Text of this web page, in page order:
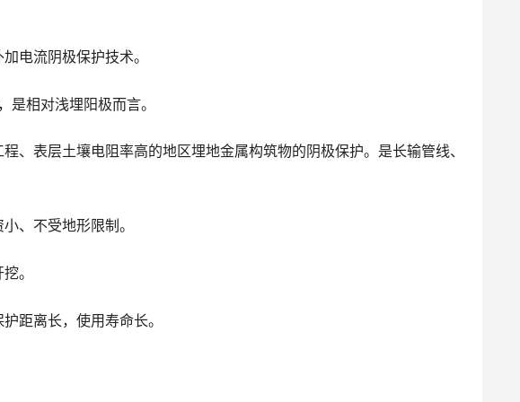
电流阴极保护技术。
是相对浅埋阳极而言。
、表层土壤电阻率高的地区埋地金属构筑物的阴极保护。是长输管线、
、不受地形限制。
。
距离长，使用寿命长。